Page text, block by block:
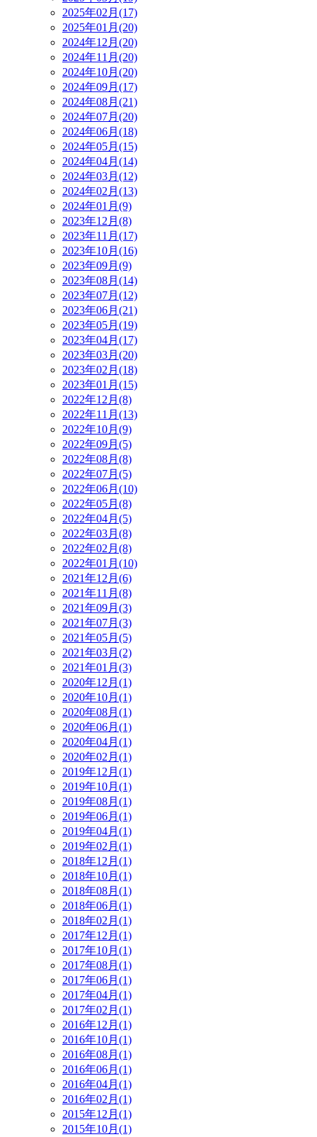
2025年02月(17)
2025年01月(20)
2024年12月(20)
2024年11月(20)
2024年10月(20)
2024年09月(17)
2024年08月(21)
2024年07月(20)
2024年06月(18)
2024年05月(15)
2024年04月(14)
2024年03月(12)
2024年02月(13)
2024年01月(9)
2023年12月(8)
2023年11月(17)
2023年10月(16)
2023年09月(9)
2023年08月(14)
2023年07月(12)
2023年06月(21)
2023年05月(19)
2023年04月(17)
2023年03月(20)
2023年02月(18)
2023年01月(15)
2022年12月(8)
2022年11月(13)
2022年10月(9)
2022年09月(5)
2022年08月(8)
2022年07月(5)
2022年06月(10)
2022年05月(8)
2022年04月(5)
2022年03月(8)
2022年02月(8)
2022年01月(10)
2021年12月(6)
2021年11月(8)
2021年09月(3)
2021年07月(3)
2021年05月(5)
2021年03月(2)
2021年01月(3)
2020年12月(1)
2020年10月(1)
2020年08月(1)
2020年06月(1)
2020年04月(1)
2020年02月(1)
2019年12月(1)
2019年10月(1)
2019年08月(1)
2019年06月(1)
2019年04月(1)
2019年02月(1)
2018年12月(1)
2018年10月(1)
2018年08月(1)
2018年06月(1)
2018年02月(1)
2017年12月(1)
2017年10月(1)
2017年08月(1)
2017年06月(1)
2017年04月(1)
2017年02月(1)
2016年12月(1)
2016年10月(1)
2016年08月(1)
2016年06月(1)
2016年04月(1)
2016年02月(1)
2015年12月(1)
2015年10月(1)